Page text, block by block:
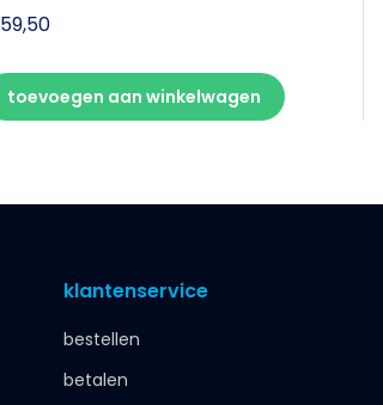
59,50
toevoegen aan winkelwagen
klantenservice
bestellen
betalen